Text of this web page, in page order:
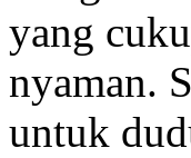
yang
nyaman.
untuk